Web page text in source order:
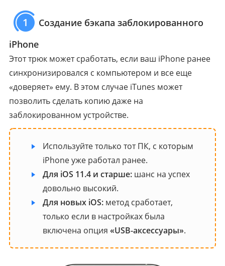
1
Создание бэкапа заблокированного
iPhone
Этот трюк может сработать, если ваш iPhone ранее
синхронизировался с компьютером и все еще
«доверяет» ему. В этом случае iTunes может
позволить сделать копию даже на
заблокированном устройстве.
Используйте только тот ПК, с которым
iPhone уже работал ранее.
Для iOS 11.4 и старше: шанс на успех
довольно высокий.
Для новых iOS: метод сработает,
только если в настройках была
включена опция «USB-аксессуары».